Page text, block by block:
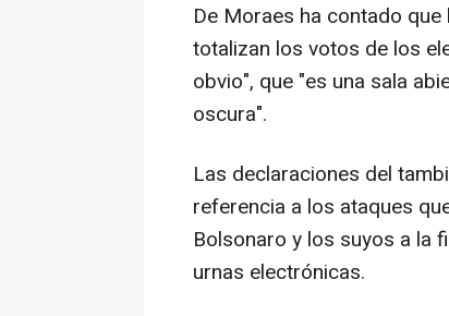
De Moraes ha contado
totalizan los votos de los
obvio", que "es una sala
oscura".
Las declaraciones del
referencia a los ataques
Bolsonaro y los suyos a la
urnas electrónicas.